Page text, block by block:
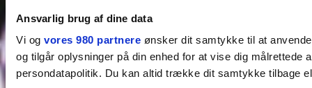
Ansvarlig brug af dine data
Vi og vores 980 partnere ønsker dit samtykke til at
og tilgår oplysninger på din enhed for at vise dig
persondatapolitik. Du kan altid trække dit samtykke tilbage